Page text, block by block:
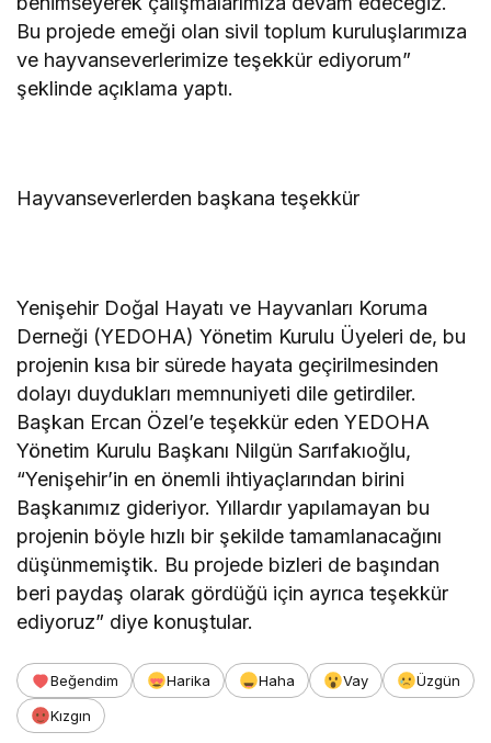
Bu projede emeği olan sivil toplum kuruluşlarımıza
ve hayvanseverlerimize teşekkür ediyorum”
şeklinde açıklama yaptı.
Hayvanseverlerden başkana teşekkür
Yenişehir Doğal Hayatı ve Hayvanları Koruma
Derneği (YEDOHA) Yönetim Kurulu Üyeleri de, bu
projenin kısa bir sürede hayata geçirilmesinden
dolayı duydukları memnuniyeti dile getirdiler.
Başkan Ercan Özel’e teşekkür eden YEDOHA
Yönetim Kurulu Başkanı Nilgün Sarıfakıoğlu,
“Yenişehir’in en önemli ihtiyaçlarından birini
Başkanımız gideriyor. Yıllardır yapılamayan bu
projenin böyle hızlı bir şekilde tamamlanacağını
düşünmemiştik. Bu projede bizleri de başından
beri paydaş olarak gördüğü için ayrıca teşekkür
ediyoruz” diye konuştular.
Beğendim Harika Haha Vay
Üzgün
Kızgın